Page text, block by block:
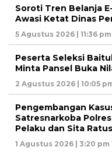
Soroti Tren Belanja
Awasi Ketat Dinas
5 Agustus 2026 | 11:36
Peserta Seleksi
Minta Pansel Buka
2 Agustus 2026 | 10:05
Pengembangan
Satresnarkoba
Pelaku dan Sita
1 Agustus 2026 | 3:20 pm